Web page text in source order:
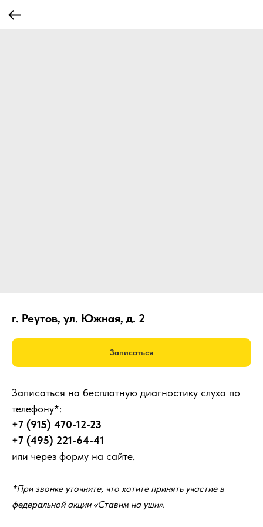
г. Реутов, ул. Южная, д. 2
Записаться
Записаться на бесплатную диагностику слуха по
телефону*:
+7 (915) 470-12-23
+7 (495) 221-64-41
или через форму на сайте.
*При звонке уточните, что хотите принять участие в
федеральной акции «Ставим на уши».